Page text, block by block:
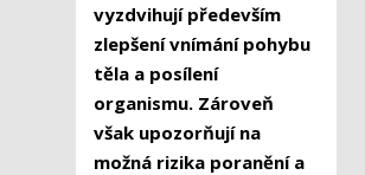
vyzdvihují především
zlepšení vnímání pohybu
těla a posílení
organismu. Zároveň
však upozorňují na
možná rizika poranění a